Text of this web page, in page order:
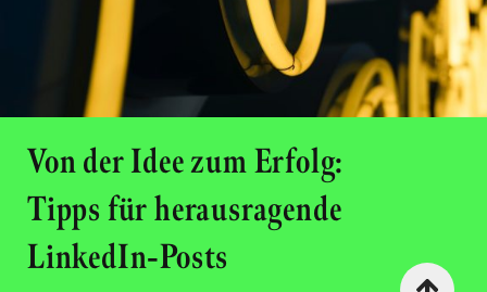
Von der Idee zum Erfolg:
Tipps für herausragende
LinkedIn-Posts